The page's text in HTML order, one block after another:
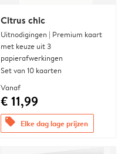
Citrus chic
Uitnodigingen | Premium kaart
met keuze uit 3
papierafwerkingen
Set van 10 kaarten
Vanaf
€ 11,99
offers Elke dag lage prijzen